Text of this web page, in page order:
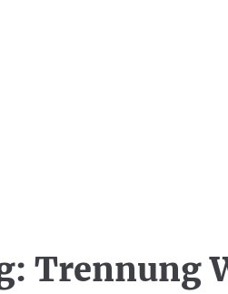
Trennung